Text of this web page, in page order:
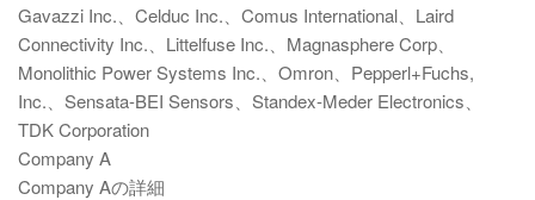
Gavazzi Inc.、Celduc Inc.、Comus International、Laird
Connectivity Inc.、Littelfuse Inc.、Magnasphere Corp、
Monolithic Power Systems Inc.、Omron、Pepperl+Fuchs,
Inc.、Sensata-BEI Sensors、Standex-Meder Electronics、
TDK Corporation
Company A
Company Aの詳細